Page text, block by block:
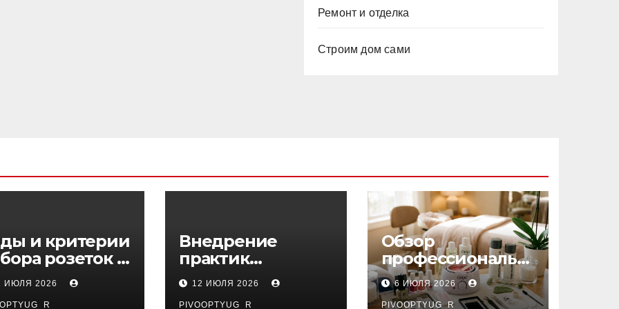
Ремонт и отделка
Строим дом сами
и критерии
розеток и
ИЮЛЯ 2026
Внедрение
практик
управляемого
DevOps в
12 ИЮЛЯ 2026
PIVOOPTYUG_R
Обзор
профессиональн
ых материалов и
инструментов
6 ИЮЛЯ 2026
PIVOOPTYUG_R